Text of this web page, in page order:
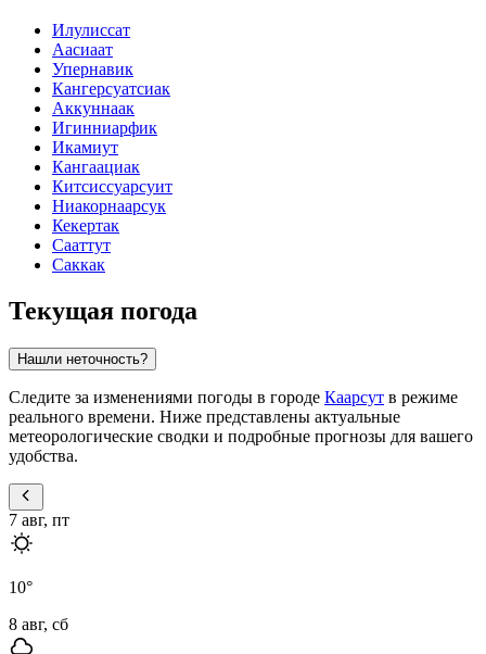
Илулиссат
Аасиаат
Упернавик
Кангерсуатсиак
Аккуннаак
Игинниарфик
Икамиут
Кангаациак
Китсиссуарсуит
Ниакорнаарсук
Кекертак
Сааттут
Саккак
Текущая погода
Нашли неточность?
Следите за изменениями погоды в городе Каарсут в режиме
реального времени. Ниже представлены актуальные
метеорологические сводки и подробные прогнозы для вашего
удобства.
7 авг, пт
10°
8 авг, сб